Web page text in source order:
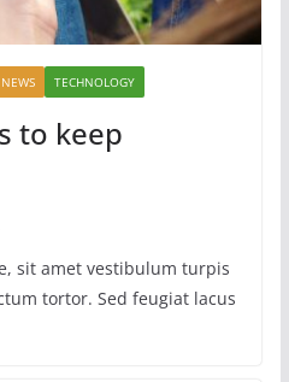
NEWS TECHNOLOGY
to keep
sit amet vestibulum turpis
tortor. Sed feugiat lacus